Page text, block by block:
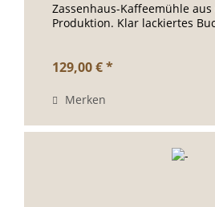
Zassenhaus-Kaffeemühle
Produktion. Klar lackiertes
129,00 € *
Merken